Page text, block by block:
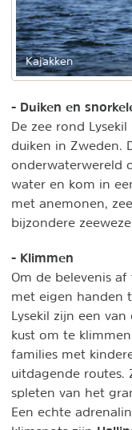
Kajakken
- Duiken en
De zee rond
duiken in Zweden.
onderwaterwereld
water en kom in
met anemonen,
bijzondere
- Klimmen
Om de belevenis
met eigen handen
Lysekil zijn een
kust om te
families met
uitdagende routes.
spleten van het
Een echte